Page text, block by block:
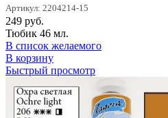
Артикул: 2204214-15
249 руб.
Тюбик 46 мл.
В список желаемого
В корзину
Быстрый просмотр